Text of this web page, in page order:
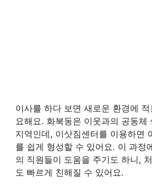
이사를 하다 보면 새로운 환경에
요해요. 화북동은 이웃과의 공동체
지역인데, 이삿짐센터를 이용하면
를 쉽게 형성할 수 있어요. 이 과정
의 직원들이 도움을 주기도 하니,
도 빠르게 친해질 수 있어요.